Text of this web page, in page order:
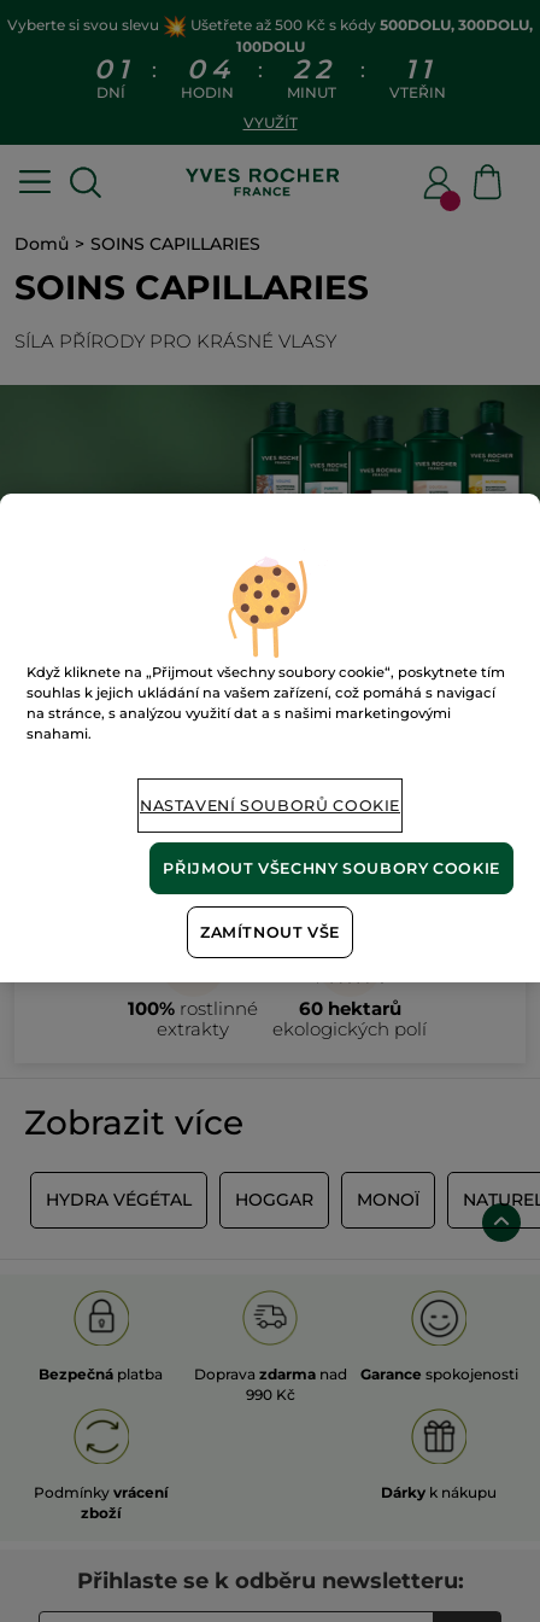
Vyberte si svou slevu Ušetřete až 500 Kč s kódy 500DOLU, 300DOLU,
100DOLU
0 1
DNÍ
: 0 4
HODIN
: 2 2
MINUT
: 1 1
VTEŘIN
VYUŽÍT
Domů SOINS CAPILLARIES
SOINS CAPILLARIES
SÍLA PŘÍRODY PRO KRÁSNÉ VLASY
FILTROVAT TŘÍDIT PODLE
100% rostlinné
extrakty
60 hektarů
ekologických polí
Zobrazit více
HYDRA VÉGÉTAL HOGGAR MONOÏ
Bezpečná platba Doprava zdarma nad
990 Kč
Garance spokojenosti
Podmínky vrácení
zboží
Dárky k nákupu
Přihlaste se k odběru newsletteru:
Když kliknete na „Přijmout všechny soubory cookie“, poskytnete tím
souhlas k jejich ukládání na vašem zařízení, což pomáhá s navigací
na stránce, s analýzou využití dat a s našimi marketingovými
snahami.
NASTAVENÍ SOUBORŮ COOKIE
ZAMÍTNOUT VŠE
PŘIJMOUT VŠECHNY SOUBORY COOKIE